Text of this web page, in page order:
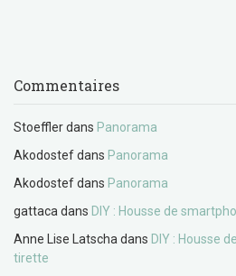
Commentaires
Stoefflerdans Panorama
Akodostefdans Panorama
Akodostefdans Panorama
gattaca dans DIY : Housse de
Anne Lise Latscha dans DIY : Housse
tirette